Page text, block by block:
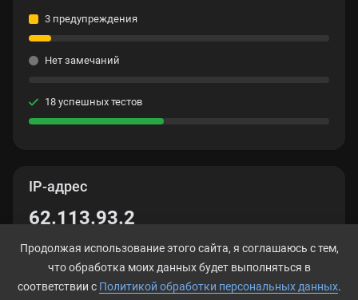
IP-адрес
62.113.93.2
3 предупреждения
Нет замечаний
18 успешных тестов
Продолжая использование этого сайта, я соглашаюсь с тем,
что обработка моих данных будет выполняться в
соответствии с Политикой обработки персональных данных.